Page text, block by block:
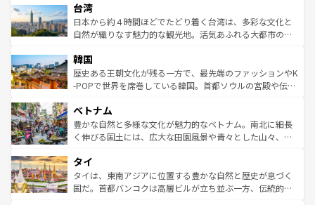
ならではの贅沢な旅のスタイルだ。 なお、新着のアメリカ
情報はコンテンツ一覧を参照してほしい。
れるおもてなしの心で訪れる人々を迎えてくれるハワイの
人々、おいしいローカルフードやハワイアンミュージッ
ク、伝統的なフラダンスなど、すべてがハワイの魅力を彩
ワイを、存分に味わってほしい。 なお、新着のハワイ情報
はコンテンツ一覧を参照してほしい。
リアリーフや大陸中央部にそびえるウルル（エアーズロッ
ク）、タスマニアの美しい原生林やケアンズの熱帯雨林な
ど、見どころがたくさん。また、カフェやワイン、オージ
いる。アクティビティも充実しており、サーフィンやダイ
ビング、ハイキングなど、アウトドア好きにはたまらな
い。オーストラリアの多彩な魅力を存分に味わいつくそ
参照してほしい。
台湾
日本から約４時間ほどでたどり着く台湾は、多彩な文化と
自然が織りなす魅力的な観光地。活気あふれる大都市の台
ン）、静ひつな山岳地帯である台湾東部など、都市の喧騒
と山間の静けさが共存しており、訪れる人に新しい発見と
驚きをもたらしてくれる。また、奥深い台湾の食文化も魅
容にもいいと評判のスイーツなど、バラエティ豊かな料理
が味わえる。 なお、新着の台湾情報は コンテンツ一覧を参
照してほしい。
韓国
歴史ある王朝文化が残る一方で、最先端のファッションやK
-POPで世界を席巻している韓国。首都ソウルの宮殿や伝統
き、地方に足を延ばせば四季折々の自然美を楽しむことが
できる。そして、キムチや焼肉、絶品のストリートフード
まで、さまざまな韓国料理が待っている。夜には、韓国な
リティに包まれながら、韓国の多彩な魅力を心ゆくまで味
わってみてほしい。 なお、新着の韓国情報はコンテンツ一
覧を参照してほしい。
ベトナム
豊かな自然と多様な文化が魅力的なベトナム。南北に細長
く伸びる国土には、広大な田園風景や青々とした山々、世
急速な発展と共に伝統が息づく。ハノイの古い町並みやホ
ーチミン市のフランス統治時代の建物も、独特の雰囲気を
醸し出している。また、バラエティの豊かさとおいしさで
タイ
タイは、東南アジアに位置する豊かな自然と歴史が息づく
国だ。首都バンコクは高層ビルが立ち並ぶ一方、伝統的な